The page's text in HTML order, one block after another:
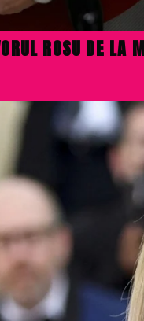
ROSU DE LA